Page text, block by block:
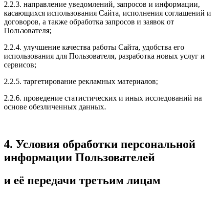
2.2.3. направление уведомлений, запросов и информации,
касающихся использования Сайта, исполнения соглашений и
договоров, а также обработка запросов и заявок от
Пользователя;
2.2.4. улучшение качества работы Сайта, удобства его
использования для Пользователя, разработка новых услуг и
сервисов;
2.2.5. таргетирование рекламных материалов;
2.2.6. проведение статистических и иных исследований на
основе обезличенных данных.
4. Условия обработки персональной
информации Пользователей
и её передачи третьим лицам